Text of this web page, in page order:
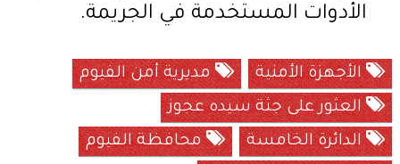
الأدوات المستخدمة في الجريمة.
الأجهزة الأمنية
مديرية أمن الفيوم
العثور على جثة سيده عجوز
الدائرة الخامسة
محافظة الفيوم